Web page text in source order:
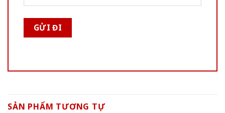
SẢN PHẨM TƯƠNG TỰ